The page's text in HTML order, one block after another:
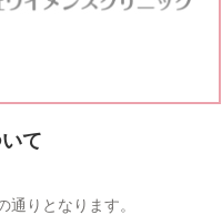
て
通りとなります。